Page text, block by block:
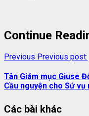
Continue
Previous Previous post:
Tân Giám mục Giuse
Cầu nguyện cho Sứ vụ
Các bài khác